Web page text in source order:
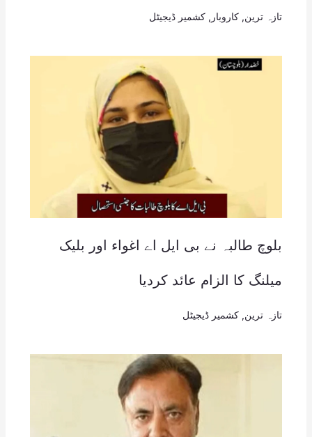
تازہ ترین کاروبار کشمیر ڈیجیٹل
بلوچ طالبہ نے بی ایل اے اغواء اور بلیک
میلنگ کا الزام عائد کردیا
تازہ ترین کشمیر ڈیجیٹل